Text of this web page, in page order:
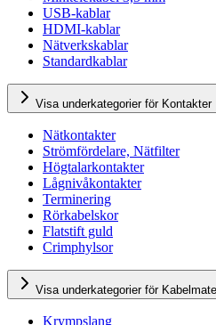
USB-kablar
HDMI-kablar
Nätverkskablar
Standardkablar
Visa underkategorier för Kontakter
Nätkontakter
Strömfördelare, Nätfilter
Högtalarkontakter
Lågnivåkontakter
Terminering
Rörkabelskor
Flatstift guld
Crimphylsor
Visa underkategorier för
Krympslang